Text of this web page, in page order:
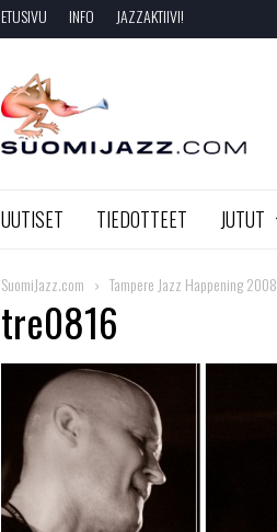
ETUSIVU INFO JAZZAKTIIVI!
SuomiJazz.com
UUTISET TIEDOTTEET JUTUT
SuomiJazz.com Tampere Jazz Happening 2008
tre0816